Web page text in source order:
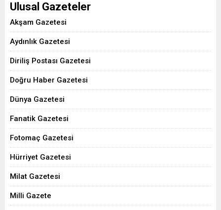
Ulusal Gazeteler
Akşam Gazetesi
Aydınlık Gazetesi
Diriliş Postası Gazetesi
Doğru Haber Gazetesi
Dünya Gazetesi
Fanatik Gazetesi
Fotomaç Gazetesi
Hürriyet Gazetesi
Milat Gazetesi
Milli Gazete